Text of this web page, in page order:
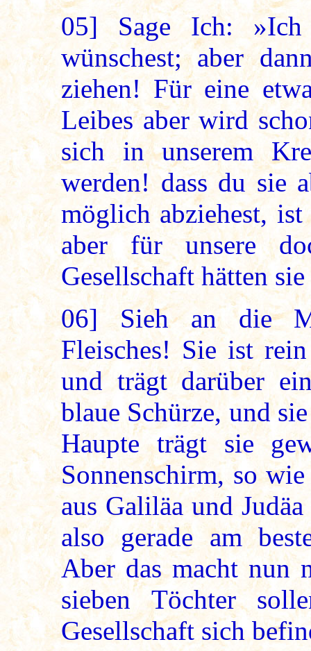
05] Sage Ich:
wünschest; aber
ziehen! Für eine
Leibes aber wird
sich in unserem
werden! dass du sie
möglich abziehest,
aber für unsere
Gesellschaft hätten
06]Sieh an die
Fleisches! Sie ist
und trägt darüber
blaue Schürze, und
Haupte trägt sie
Sonnenschirm, so
aus Galiläa und
also gerade am
Aber das macht nun
sieben Töchter
Gesellschaft sich